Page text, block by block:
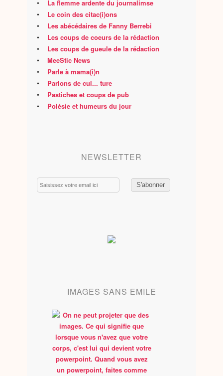
• La flemme ardente du journalimse
• Le coin des citac(i)ons
• Les abécédaires de Fanny Berrebi
• Les coups de coeurs de la rédaction
• Les coups de gueule de la rédaction
• MeeStic News
• Parle à mama(i)n
• Parlons de cul... ture
• Pastiches et coups de pub
• Polésie et humeurs du jour
NEWSLETTER
Email
IMAGES SANS EMILE